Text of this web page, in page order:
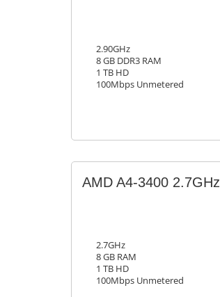
2.90GHz
8 GB DDR3 RAM
1 TB HD
100Mbps Unmetered
AMD A4-3400 2.7GHz
2.7GHz
8 GB RAM
1 TB HD
100Mbps Unmetered